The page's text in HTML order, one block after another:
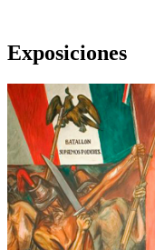
Exposiciones